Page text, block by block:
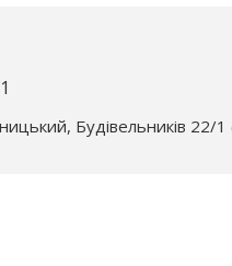
Будівельників 22/1